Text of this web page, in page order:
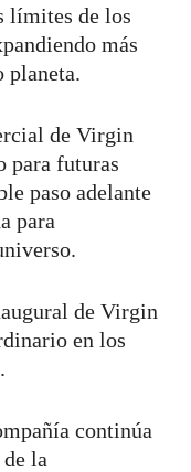
límites de los
más
planeta.
de Virgin
para futuras
paso adelante
para
de Virgin
en los
continúa
la